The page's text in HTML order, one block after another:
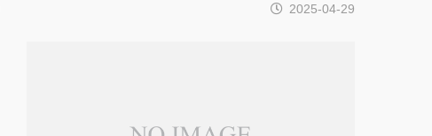
2025-04-29